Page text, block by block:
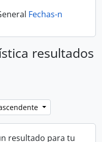
Fechas-n
resultados
resultado para tu